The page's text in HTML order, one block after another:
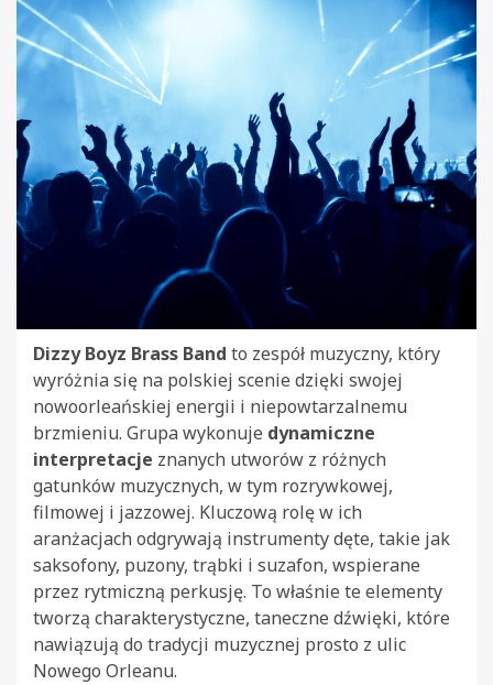
Dizzy Boyz Brass Band to zespół muzyczny, który
wyróżnia się na polskiej scenie dzięki swojej
nowoorleańskiej energii i niepowtarzalnemu
brzmieniu. Grupa wykonuje dynamiczne
interpretacje znanych utworów z różnych
gatunków muzycznych, w tym rozrywkowej,
filmowej i jazzowej. Kluczową rolę w ich
aranżacjach odgrywają instrumenty dęte, takie jak
saksofony, puzony, trąbki i suzafon, wspierane
przez rytmiczną perkusję. To właśnie te elementy
tworzą charakterystyczne, taneczne dźwięki, które
nawiązują do tradycji muzycznej prosto z ulic
Nowego Orleanu.